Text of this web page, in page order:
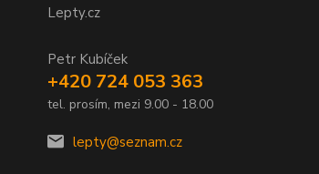
Lepty.cz
Petr Kubíček
+420 724 053 363
tel. prosím, mezi 9.00 - 18.00
lepty@seznam.cz